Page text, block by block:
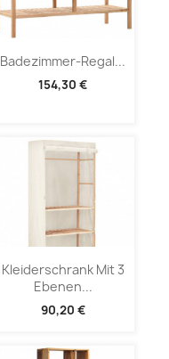
Badezimmer-Regal...
154,30 €
Kleiderschrank Mit 3
Ebenen...
90,20 €